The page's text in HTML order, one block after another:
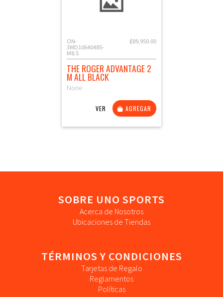
₡89,950.00
ON-
3MD10640485-
M8.5
THE ROGER ADVANTAGE 2
M ALL BLACK
None
VER AGREGAR
SOBRE UNO SPORTS
Acerca de Nosotros
Ubicaciones de Tiendas
TÉRMINOS Y CONDICIONES
Tarjetas de Regalo
Reglamentos
Políticas